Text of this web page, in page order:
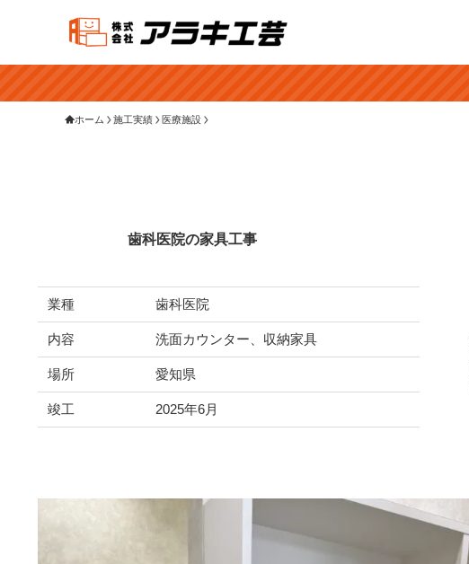
ホーム 施工実績 医療施設
歯科医院の家具工事
業種 歯科医院
内容 洗面カウンター、収納家具
場所 愛知県
竣工 2025年6月